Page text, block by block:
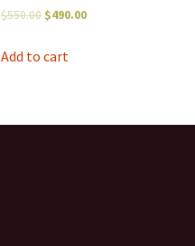
$550.00 $490.00
Add to cart